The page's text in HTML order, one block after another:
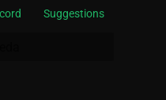
Suggestions